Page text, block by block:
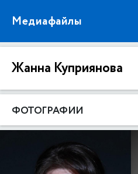
Медиафайлы
Жанна Куприянова
ФОТОГРАФИИ